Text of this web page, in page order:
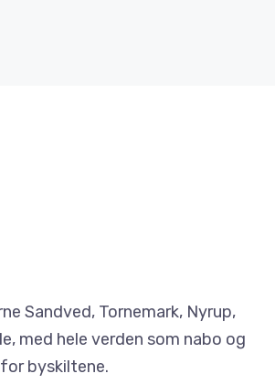
Sandved, Tornemark, Nyrup,
med hele verden som nabo og
byskiltene.